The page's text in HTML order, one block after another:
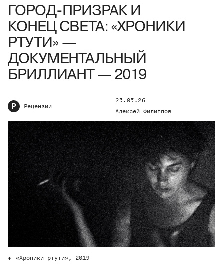
ГОРОД-ПРИЗРАК И
КОНЕЦ СВЕТА: «ХРОНИКИ
РТУТИ» —
ДОКУМЕНТАЛЬНЫЙ
БРИЛЛИАНТ — 2019
Р Рецензии
23.05.26
Алексей Филиппов
«Хроники ртути», 2019